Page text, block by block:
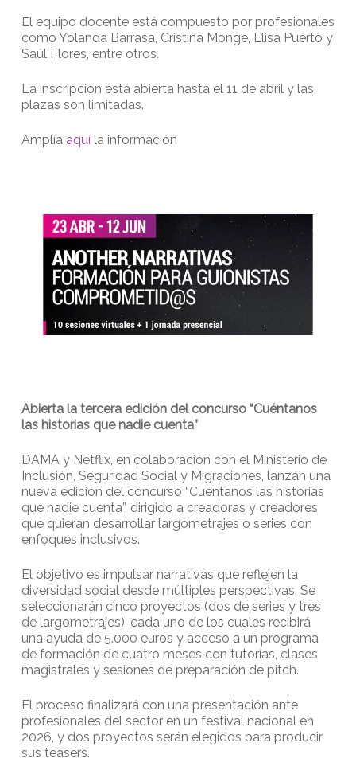
El equipo docente está compuesto por profesionales
como Yolanda Barrasa, Cristina Monge, Elisa Puerto y
Saúl Flores, entre otros.
La inscripción está abierta hasta el 11 de abril y las
plazas son limitadas.
Amplía aquíla información
Abierta la tercera edición del concurso “Cuéntanos
las historias que nadie cuenta”
DAMA y Netflix, en colaboración con el Ministerio de
Inclusión, Seguridad Social y Migraciones, lanzan una
nueva edición del concurso “Cuéntanos las historias
que nadie cuenta”, dirigido a creadoras y creadores
que quieran desarrollar largometrajes o series con
enfoques inclusivos.
El objetivo es impulsar narrativas que reflejen la
diversidad social desde múltiples perspectivas. Se
seleccionarán cinco proyectos (dos de series y tres
de largometrajes), cada uno de los cuales recibirá
una ayuda de 5.000 euros y acceso a un programa
de formación de cuatro meses con tutorías, clases
magistrales y sesiones de preparación de pitch.
El proceso finalizará con una presentación ante
profesionales del sector en un festival nacional en
2026, y dos proyectos serán elegidos para producir
sus teasers.